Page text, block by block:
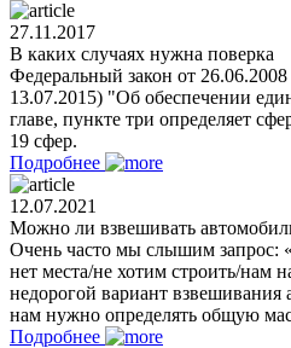
27.11.2017
В каких случаях нужна поверка
Федеральный закон от
13.07.2015) "Об обеспечении
главе, пункте три определяет
19 сфер.
Подробнее
12.07.2021
Можно ли взвешивать
Очень часто мы слышим запрос:
нет места/не хотим строить/нам
недорогой вариант
нам нужно определять общую
Подробнее